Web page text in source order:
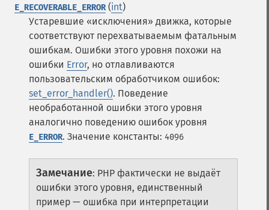
E_RECOVERABLE_ERROR(int)
Устаревшие «исключения» движка, которые
соответствуют перехватываемым фатальным
ошибкам. Ошибки этого уровня похожи на
ошибки Error, но отлавливаются
пользовательским обработчиком ошибок:
set_error_handler(). Поведение
необработанной ошибки этого уровня
аналогично поведению ошибок уровня
E_ERROR. Значение константы: 4096
Замечание: PHP фактически не выдаёт
ошибки этого уровня, единственный
пример — ошибка при интерпретации